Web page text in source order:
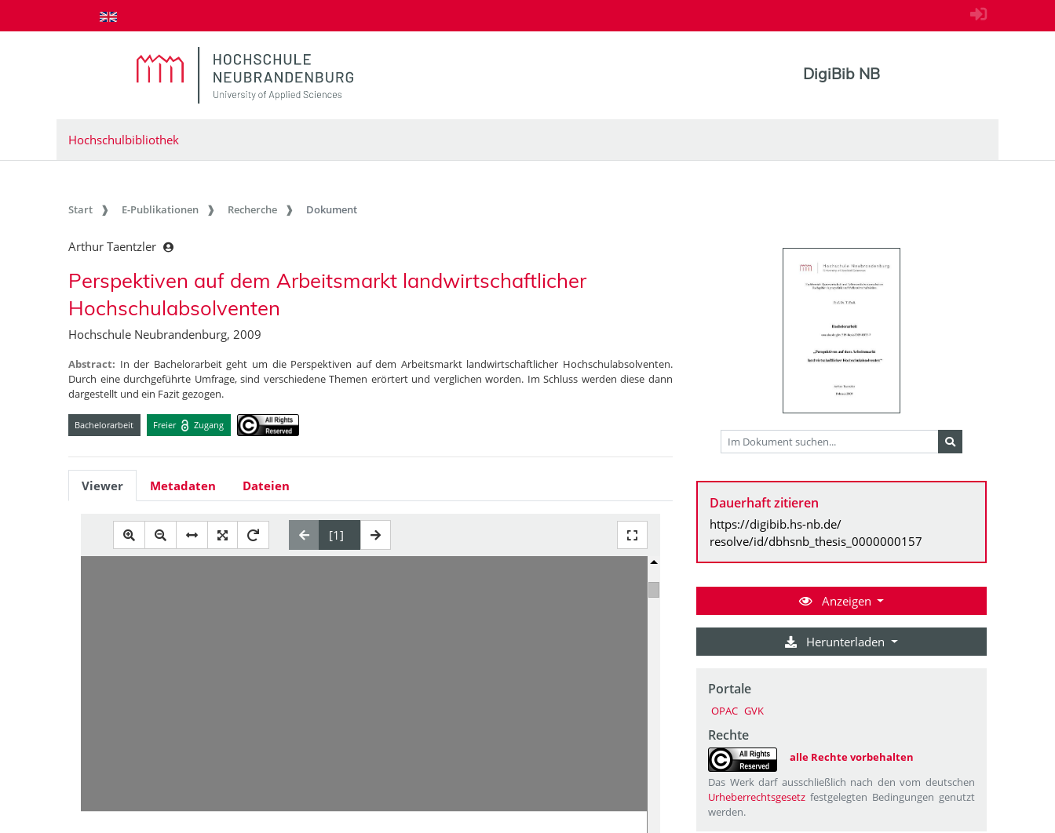
zum Inhalt springen
DigiBib NB
Hochschulbibliothek
Start E-Publikationen Recherche Dokument
Arthur Taentzler
Perspektiven auf dem Arbeitsmarkt landwirtschaftlicher
Hochschulabsolventen
Hochschule Neubrandenburg, 2009
Abstract: In der Bachelorarbeit geht um die Perspektiven auf dem Arbeitsmarkt landwirtschaftlicher Hochschulabsolventen.
Durch eine durchgeführte Umfrage, sind verschiedene Themen erörtert und verglichen worden. Im Schluss werden diese dann
dargestellt und ein Fazit gezogen.
Bachelorarbeit Freier Zugang
Viewer Metadaten Dateien
Dauerhaft zitieren
https://digibib.hs-nb.de/
resolve/id/dbhsnb_thesis_0000000157
Anzeigen
Herunterladen
Portale
OPAC GVK
Rechte
alle Rechte vorbehalten
Das Werk darf ausschließlich nach den vom deutschen
Urheberrechtsgesetz festgelegten Bedingungen genutzt
werden.